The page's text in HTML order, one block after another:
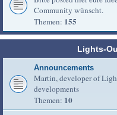
Community wünscht.
Themen: 155
Lights-
Announcements
Martin, developer of
developments
Themen: 10